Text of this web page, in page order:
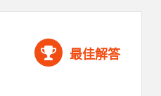
最佳解答